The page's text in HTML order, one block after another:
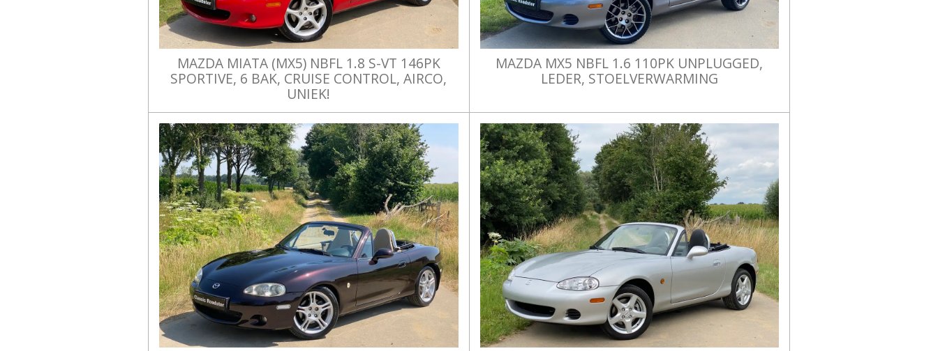
MAZDA MIATA (MX5) NBFL 1.8 S-VT 146PK
SPORTIVE, 6 BAK, CRUISE CONTROL, AIRCO,
UNIEK!
MAZDA MX5 NBFL 1.6 110PK UNPLUGGED,
LEDER, STOELVERWARMING